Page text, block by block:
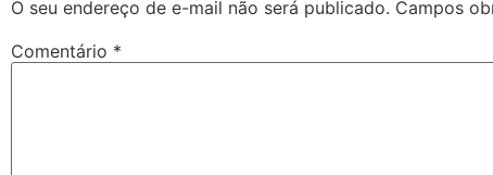
O seu endereço de e-mail não será publicado. Campos
Comentário *